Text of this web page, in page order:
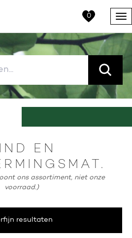
0
EN
ons assortiment, niet onze
voorraad.)
resultaten